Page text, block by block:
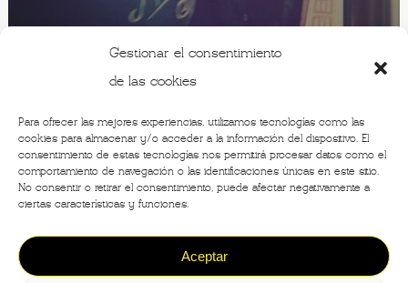
Gestionar el consentimiento
de las cookies
Para ofrecer las mejores experiencias, utilizamos tecnologías como las
cookies para almacenar y/o acceder a la información del dispositivo. El
consentimiento de estas tecnologías nos permitirá procesar datos como el
comportamiento de navegación o las identificaciones únicas en este sitio.
No consentir o retirar el consentimiento, puede afectar negativamente a
ciertas características y funciones.
Aceptar